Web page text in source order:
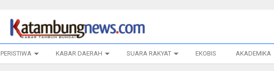
PERISTIWA KABAR DAERAH SUARA RAKYAT EKOBIS AKADEMIKA